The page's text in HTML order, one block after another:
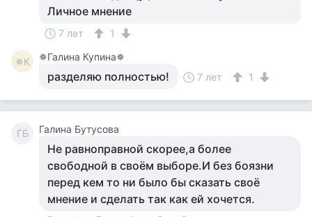
Личное мнение
7 лет 1
✵К ✵Галина Купина✵
разделяю полностью! 7 лет 1
ГБ Галина Бутусова
Не равноправной скорее,а более
свободной в своём выборе.И без боязни
перед кем то ни было бы сказать своё
мнение и сделать так как ей хочется.